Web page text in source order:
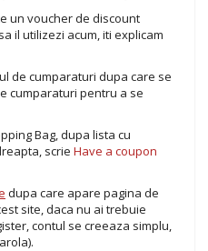
un voucher de discount
il utilizezi acum, iti explicam
de cumparaturi dupa care se
cumparaturi pentru a se
Bag, dupa lista cu
scrie Have a coupon
dupa care apare pagina de
site, daca nu ai trebuie
contul se creeaza simplu,